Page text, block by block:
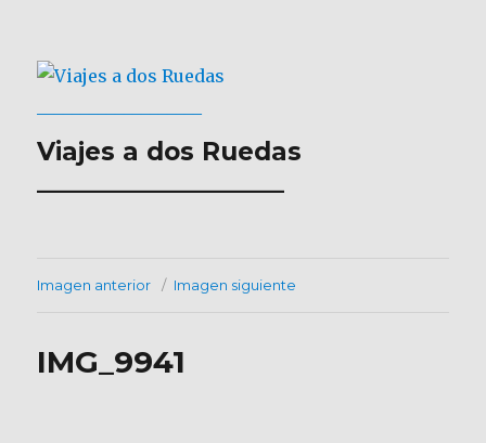
Viajes a dos Ruedas
___________________
Imagen anterior Imagen siguiente
IMG_9941